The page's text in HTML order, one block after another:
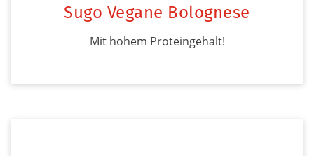
Sugo Vegane Bolognese
Mit hohem Proteingehalt!